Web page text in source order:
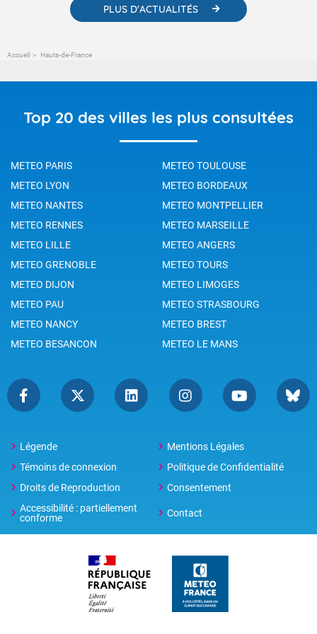
PLUS D'ACTUALITÉS
Accueil Hauts-de-France
Top 20 des villes les plus consultées
METEO PARIS
METEO TOULOUSE
METEO LYON
METEO BORDEAUX
METEO NANTES
METEO MONTPELLIER
METEO RENNES
METEO MARSEILLE
METEO LILLE
METEO ANGERS
METEO GRENOBLE
METEO TOURS
METEO DIJON
METEO LIMOGES
METEO PAU
METEO STRASBOURG
METEO NANCY
METEO BREST
METEO BESANCON
METEO LE MANS
Légende
Mentions Légales
Témoins de connexion
Politique de Confidentialité
Droits de Reproduction
Consentement
Accessibilité : partiellement
conforme
Contact